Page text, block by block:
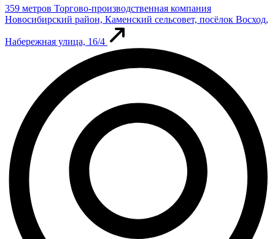
359 метров Торгово-производственная компания
Новосибирский район, Каменский сельсовет, посёлок Восход,
Набережная улица, 16/4